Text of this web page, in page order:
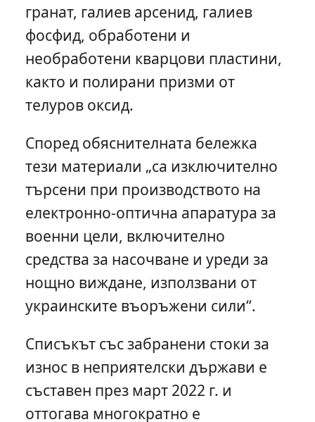
гранат, галиев арсенид, галиев
фосфид, обработени и
необработени кварцови пластини,
както и полирани призми от
телуров оксид.
Според обяснителната бележка
тези материали „са изключително
търсени при производството на
електронно-оптична апаратура за
военни цели, включително
средства за насочване и уреди за
нощно виждане, използвани от
украинските въоръжени сили“.
Списъкът със забранени стоки за
износ в неприятелски държави е
съставен през март 2022 г. и
оттогава многократно е